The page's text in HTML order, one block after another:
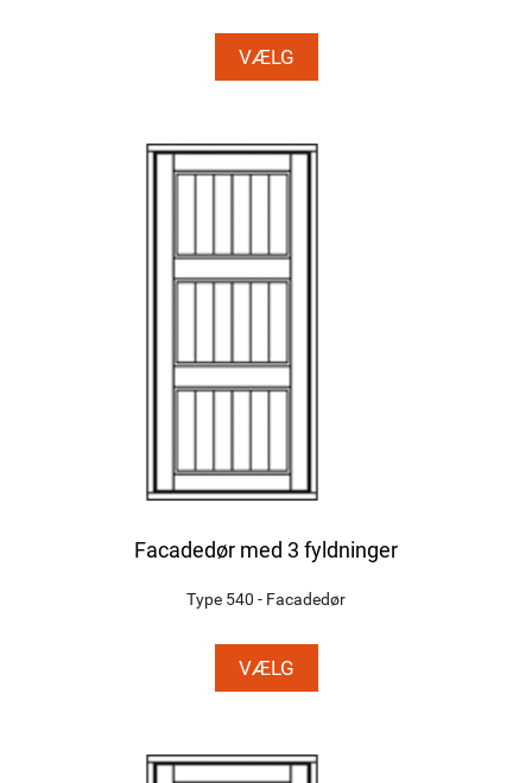
VÆLG
Facadedør med 3 fyldninger
Type 540 - Facadedør
VÆLG